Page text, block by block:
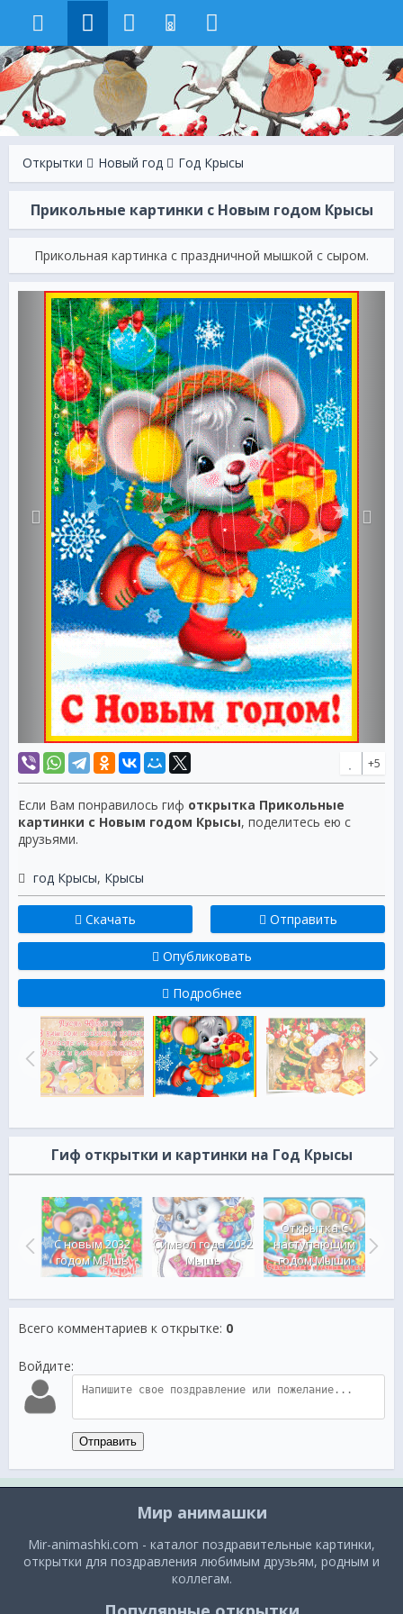
8
Открытки Новый год Год Крысы
Прикольные картинки с Новым годом Крысы
Прикольная картинка с праздничной мышкой с сыром.
+5
Если Вам понравилось гиф открытка Прикольные
картинки с Новым годом Крысы, поделитесь ею с
друзьями.
год Крысы, Крысы
Скачать Отправить
Опубликовать
Подробнее
Гиф открытки и картинки на Год Крысы
С новым 2032
годом Мышь
Символ года 2032
Мышь
Открытка С
наступающим
годом Мыши
Всего комментариев к открытке: 0
Войдите:
Отправить
Мир анимашки
Mir-animashki.com - каталог поздравительные картинки,
открытки для поздравления любимым друзьям, родным и
коллегам.